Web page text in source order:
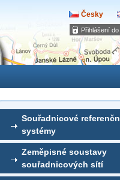
Přihlášení
Česky
Souřadnicové
systémy
Zeměpisné soustavy
souřadnicových sítí